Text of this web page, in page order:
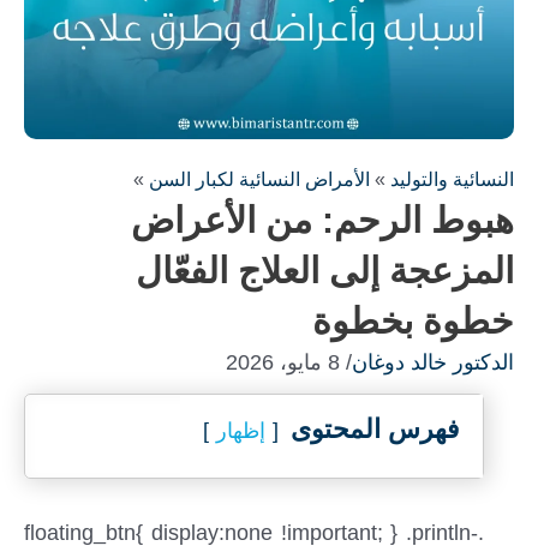
النسائية والتوليد » الأمراض النسائية لكبار السن »
هبوط الرحم: من الأعراض
المزعجة إلى العلاج الفعّال
خطوة بخطوة
الدكتور خالد دوغان/ 8 مايو، 2026
فهرس المحتوى إظهار
.floating_btn{ display:none !important; } .println-